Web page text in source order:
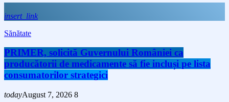
insert_link
Sănătate
PRIMER, solicită Guvernului României ca
producătorii de medicamente să fie incluși pe lista
consumatorilor strategici
todayAugust 7, 2026 8